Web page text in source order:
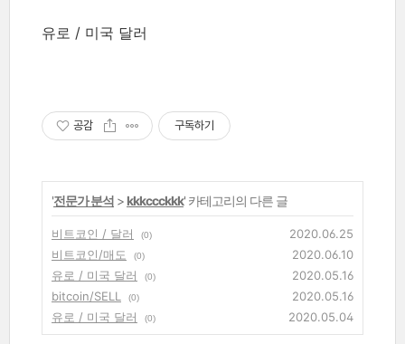
유로 / 미국 달러
공감 구독하기
'전문가 분석 > kkkccckkk' 카테고리의 다른 글
비트코인 / 달러 (0)
2020.06.25
비트코인/매도
(0)
2020.06.10
유로 / 미국 달러
(0)
2020.05.16
bitcoin/SELL
(0)
2020.05.16
유로 / 미국 달러
(0) 2020.05.04